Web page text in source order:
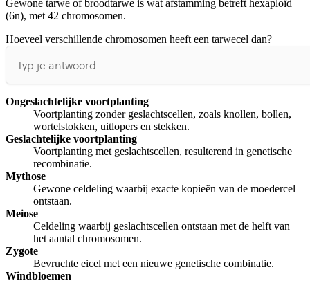
Afspelen werkte niet
Gewone tarwe of broodtarwe is wat afstamming betreft hexaploïd
(6n), met 42 chromosomen.
Hoeveel verschillende chromosomen heeft een tarwecel dan?
Ongeslachtelijke voortplanting
Voortplanting zonder geslachtscellen, zoals knollen, bollen,
wortelstokken, uitlopers en stekken.
Geslachtelijke voortplanting
Voortplanting met geslachtscellen, resulterend in genetische
recombinatie.
Mythose
Gewone celdeling waarbij exacte kopieën van de moedercel
ontstaan.
Meiose
Celdeling waarbij geslachtscellen ontstaan met de helft van
het aantal chromosomen.
Zygote
Bevruchte eicel met een nieuwe genetische combinatie.
Windbloemen